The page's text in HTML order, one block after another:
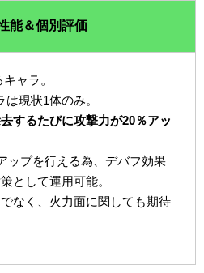
能＆個別評価
ャラ。
現状1体のみ。
するたびに攻撃力が20％アッ
ップを行える為、デバフ効果
として運用可能。
なく、火力面に関しても期待